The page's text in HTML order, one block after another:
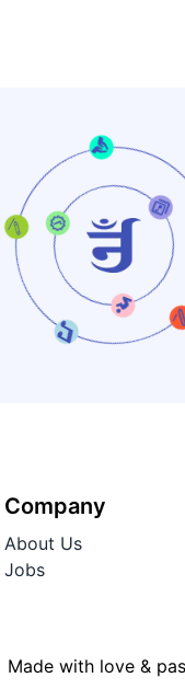
Company
About Us
Jobs
Made with love &